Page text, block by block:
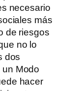
necesario
más
de riesgos
no lo
dos
Modo
hacer